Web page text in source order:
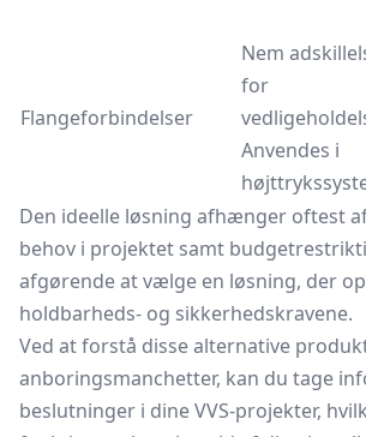
Flangeforbindelser
Nem
for
Anvendes i
Den ideelle løsning afhænger oftest
behov i projektet samt
afgørende at vælge en løsning, der
holdbarheds- og sikkerhedskravene.
Ved at forstå disse alternative
anboringsmanchetter, kan du tage
beslutninger i dine VVS-projekter,